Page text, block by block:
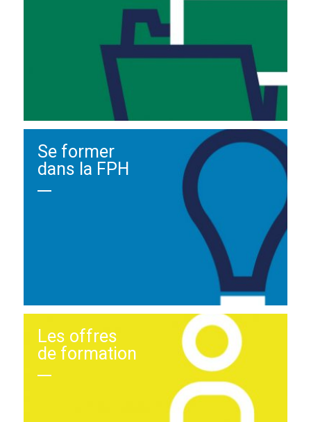
Se former
dans la FPH
Les offres
de formation